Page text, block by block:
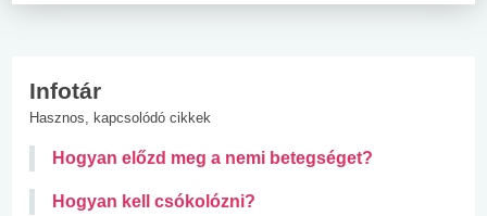
Infotár
Hasznos, kapcsolódó cikkek
Hogyan előzd meg a nemi betegséget?
Hogyan kell csókolózni?